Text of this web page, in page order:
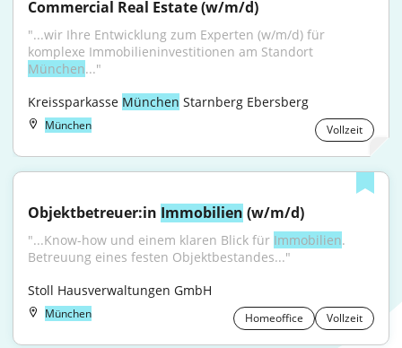
Commercial Real Estate (w/m/d)
"...wir Ihre Entwicklung zum Experten (w/m/d) für
München..."
Kreissparkasse München Starnberg Ebersberg
München Vollzeit
Objektbetreuer:in Immobilien (w/m/d)
"...Know-how und einem klaren Blick für Immobilien.
Betreuung eines festen Objektbestandes..."
Stoll Hausverwaltungen GmbH
München Homeoffice Vollzeit